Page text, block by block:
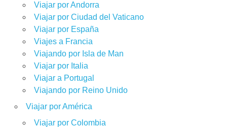
Viajar por Andorra
Viajar por Ciudad del Vaticano
Viajar por España
Viajes a Francia
Viajando por Isla de Man
Viajar por Italia
Viajar a Portugal
Viajando por Reino Unido
Viajar por América
Viajar por Colombia